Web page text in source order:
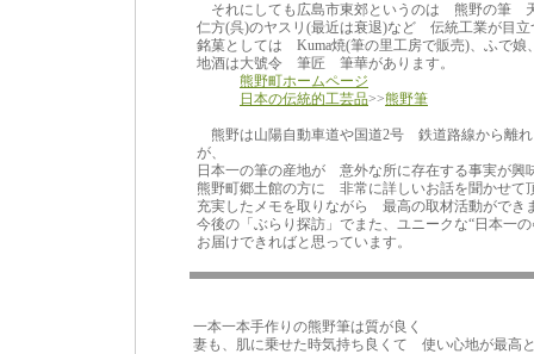
それにしても広島市東郊というのは 熊野の筆
仁方(呉)のヤスリ(最近は衰退)など 伝統工業が目立
銘菓としては Kuma焼(筆の里工房で販売)、ふで
地酒は大號令 筆匠 筆華があります。
熊野町ホームページ
日本の伝統的工芸品>>熊野筆
熊野は山陽自動車道や国道2号 鉄道路線から離
が、
日本一の筆の産地が 意外な所に存在する事実が興
熊野町郷土館の方に 非常に詳しいお話を聞かせ
充実したメモを取りながら 最高の取材活動ができ
今後の「ぶらり探訪」でまた、ユニークな“日本一
お届けできればと思っています。
一本一本手作りの熊野筆は質が良く
妻も、肌に乗せた時気持ち良くて 使い心地が最高